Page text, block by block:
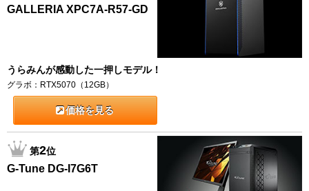
GALLERIA XPC7A-R57-GD
うらみんが感動した一押しモデル！
グラボ：RTX5070（12GB）
価格を見る
第2位
G-Tune DG-I7G6T